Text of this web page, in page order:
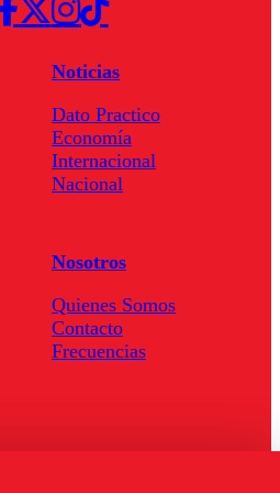
Noticias
Dato Practico
Economía
Internacional
Nacional
Nosotros
Quienes Somos
Contacto
Frecuencias